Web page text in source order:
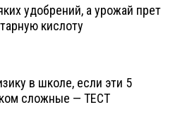
удобрений, а урожай прет
кислоту
в школе, если эти 5
сложные — ТЕСТ